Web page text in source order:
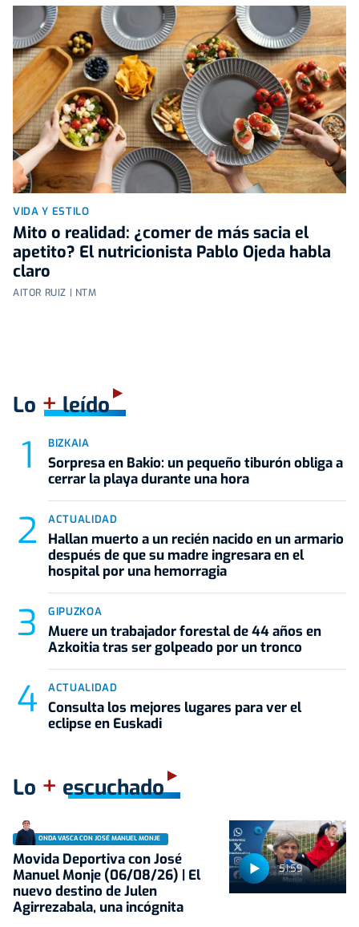
VIDA Y ESTILO
Mito o realidad: ¿comer de más sacia el
apetito? El nutricionista Pablo Ojeda habla
claro
AITOR RUIZ | NTM
Lo +leído
BIZKAIA
Sorpresa en Bakio: un pequeño tiburón obliga a
cerrar la playa durante una hora
ACTUALIDAD
Hallan muerto a un recién nacido en un armario
después de que su madre ingresara en el
hospital por una hemorragia
GIPUZKOA
Muere un trabajador forestal de 44 años en
Azkoitia tras ser golpeado por un tronco
ACTUALIDAD
Consulta los mejores lugares para ver el
eclipse en Euskadi
Lo + escuchado
51:59
ONDA VASCA CON JOSÉ MANUEL MONJE
Movida Deportiva con José
Manuel Monje (06/08/26) | El
nuevo destino de Julen
Agirrezabala, una incógnita